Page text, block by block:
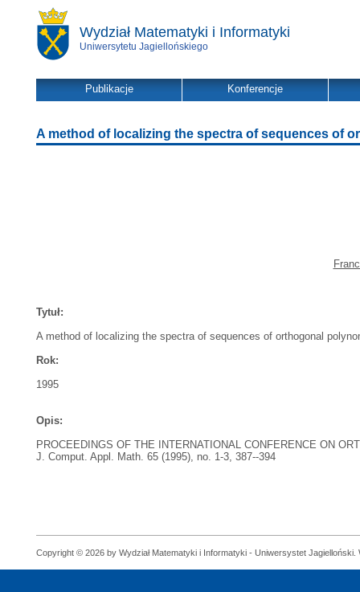
Wydział Matematyki i Informatyki
Uniwersytetu Jagiellońskiego
Publikacje Konferencje
A method of localizing the spectra of sequences of
Tytuł:
A method of localizing the spectra of sequences of orthogonal
Rok:
1995
Opis:
PROCEEDINGS OF THE INTERNATIONAL CONFERENCE ON
J. Comput. Appl. Math. 65 (1995), no. 1-3, 387--394
Copyright © 2026 by Wydział Matematyki i Informatyki - Uniwersystet